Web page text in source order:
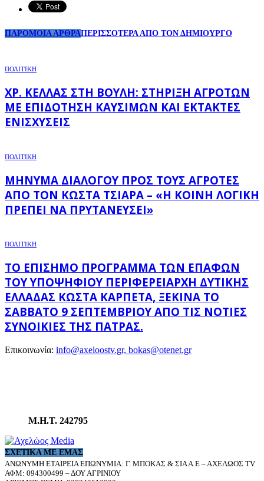
ΠΑΡΟΜΟΙΑ ΑΡΘΡΑΠΕΡΙΣΣΟΤΕΡΑ ΑΠΟ ΤΟΝ ΔΗΜΙΟΥΡΓΟ
ΠΟΛΙΤΙΚΗ
ΧΡ. ΚΈΛΛΑΣ ΣΤΗ ΒΟΥΛΉ: ΣΤΉΡΙΞΗ ΑΓΡΟΤΏΝ
ΜΕ ΕΠΙΔΌΤΗΣΗ ΚΑΥΣΊΜΩΝ ΚΑΙ ΈΚΤΑΚΤΕΣ
ΕΝΙΣΧΎΣΕΙΣ
ΠΟΛΙΤΙΚΗ
ΜΉΝΥΜΑ ΔΙΑΛΌΓΟΥ ΠΡΟΣ ΤΟΥΣ ΑΓΡΌΤΕΣ
ΑΠΌ ΤΟΝ ΚΏΣΤΑ ΤΣΙΆΡΑ – «Η ΚΟΙΝΉ ΛΟΓΙΚΉ
ΠΡΈΠΕΙ ΝΑ ΠΡΥΤΑΝΕΎΣΕΙ»
ΠΟΛΙΤΙΚΗ
ΤΟ ΕΠΊΣΗΜΟ ΠΡΌΓΡΑΜΜΑ ΤΩΝ ΕΠΑΦΏΝ
ΤΟΥ ΥΠΟΨΉΦΙΟΥ ΠΕΡΙΦΕΡΕΙΆΡΧΗ ΔΥΤΙΚΉΣ
ΕΛΛΆΔΑΣ ΚΏΣΤΑ ΚΑΡΠΈΤΑ, ΞΕΚΙΝΆ ΤΟ
ΣΆΒΒΑΤΟ 9 ΣΕΠΤΕΜΒΡΊΟΥ ΑΠΌ ΤΙΣ ΝΌΤΙΕΣ
ΣΥΝΟΙΚΊΕΣ ΤΗΣ ΠΆΤΡΑΣ.
Επικοινωνία: info@axeloostv.gr, bokas@otenet.gr
Μ.Η.Τ. 242795
ΣΧΕΤΙΚΆ ΜΕ ΕΜΆΣ
ΑΝΩΝΥΜΗ ΕΤΑΙΡΕΙΑ ΕΠΩΝΥΜΙΑ: Γ. ΜΠΟΚΑΣ & ΣΙΑ Α.Ε – ΑΧΕΛΩΟΣ TV
ΑΦΜ: 094300499 – ΔΟΥ ΑΓΡΙΝΙΟΥ